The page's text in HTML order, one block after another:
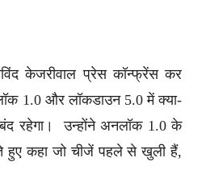
केजरीवाल प्रेस कॉन्फ्रेंस कर
1.0 और लॉकडाउन 5.0 में क्या-
रहेगा। उन्होंने अनलॉक 1.0 के
हुए कहा जो चीजें पहले से खुली हैं,